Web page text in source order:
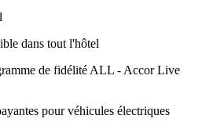
dans tout l'hôtel
de fidélité ALL - Accor Live
pour véhicules électriques